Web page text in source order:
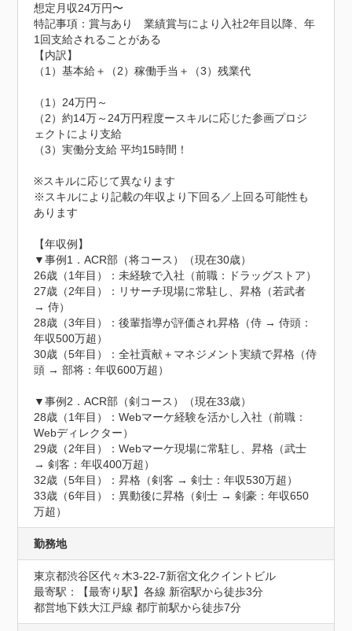
想定月収24万円〜
特記事項：賞与あり　業績賞与により入社2年目以降、年
1回支給されることがある
【内訳】
（1）基本給＋（2）稼働手当＋（3）残業代
（1）24万円～
（2）約14万～24万円程度ースキルに応じた参画プロジ
ェクトにより支給
（3）実働分支給 平均15時間！
※スキルに応じて異なります
※スキルにより記載の年収より下回る／上回る可能性も
あります
【年収例】
▼事例1．ACR部（将コース）（現在30歳）
26歳（1年目）：未経験で入社（前職：ドラッグストア）
27歳（2年目）：リサーチ現場に常駐し、昇格（若武者
→ 侍）
28歳（3年目）：後輩指導が評価され昇格（侍 → 侍頭：
年収500万超）
30歳（5年目）：全社貢献＋マネジメント実績で昇格（侍
頭 → 部将：年収600万超）
▼事例2．ACR部（剣コース）（現在33歳）
28歳（1年目）：Webマーケ経験を活かし入社（前職：
Webディレクター）
29歳（2年目）：Webマーケ現場に常駐し、昇格（武士
→ 剣客：年収400万超）
32歳（5年目）：昇格（剣客 → 剣士：年収530万超）
33歳（6年目）：異動後に昇格（剣士 → 剣豪：年収650
万超）
勤務地
東京都渋谷区代々木3-22-7新宿文化クイントビル
最寄駅：【最寄り駅】各線 新宿駅から徒歩3分
都営地下鉄大江戸線 都庁前駅から徒歩7分